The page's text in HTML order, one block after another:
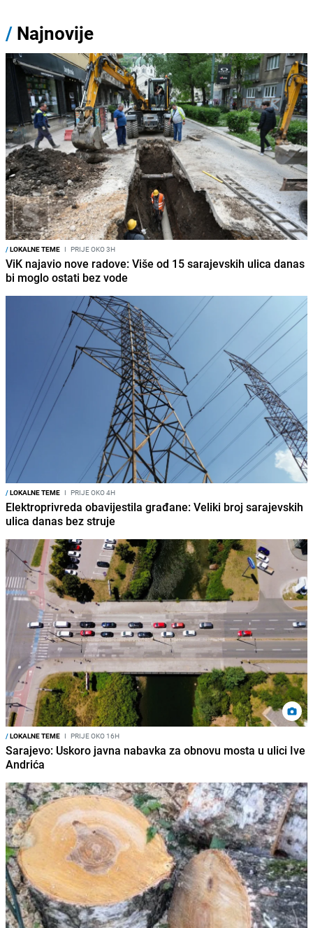
/ Najnovije
/LOKALNE TEME I PRIJE OKO 3H
ViK najavio nove radove: Više od 15 sarajevskih ulica danas
bi moglo ostati bez vode
/LOKALNE TEME I PRIJE OKO 4H
Elektroprivreda obavijestila građane: Veliki broj sarajevskih
ulica danas bez struje
/LOKALNE TEME I PRIJE OKO 16H
Sarajevo: Uskoro javna nabavka za obnovu mosta u ulici Ive
Andrića